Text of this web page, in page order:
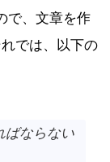
で、文章を作
では、以下の
ばならない